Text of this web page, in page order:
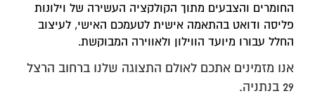
החומרים והצבעים מתוך הקולקציה העשירה של וילונות
פליסה ודואט בהתאמה אישית לטעמכם האישי, לעיצוב
החלל עבורו מיועד הווילון ולאווירה המבוקשת.
אנו מזמינים אתכם לאולם התצוגה שלנו ברחוב הרצל
29 בנתניה.